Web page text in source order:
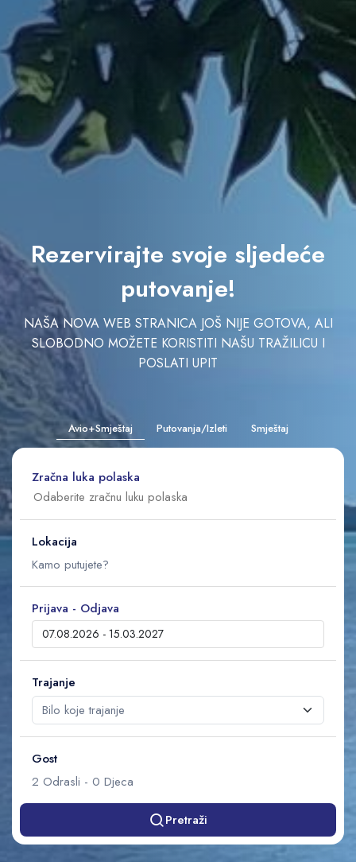
Rezervirajte svoje sljedeće
putovanje!
NAŠA NOVA WEB STRANICA JOŠ NIJE GOTOVA, ALI
SLOBODNO MOŽETE KORISTITI NAŠU TRAŽILICU I
POSLATI UPIT
Avio+Smještaj Putovanja/Izleti Smještaj
Zračna luka polaska
Lokacija
Prijava - Odjava
Trajanje
Gost
2 Odrasli - 0 Djeca
Pretraži